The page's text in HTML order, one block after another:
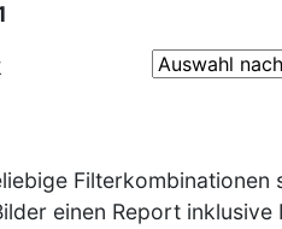
Filterkombinationen
einen Report inklusive